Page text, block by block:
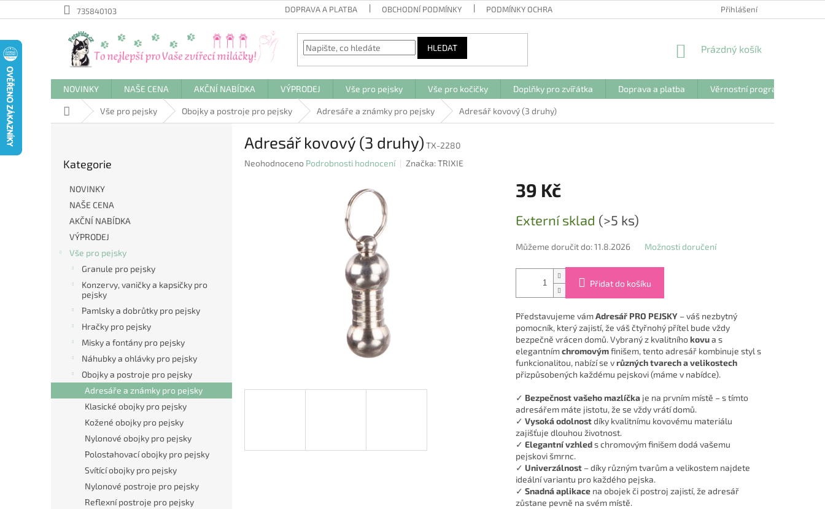
na
735840103 DOPRAVA A PLATBA OBCHODNÍ PODMÍNKY PODMÍNKY OCHRANY OSOBNÍCH ÚDAJŮ Přihlášení
HLEDAT
NÁKUPNÍ
Prázdný košík
NOVINKY NAŠE CENA AKČNÍ NABÍDKA VÝPRODEJ Vše pro pejsky Vše pro kočičky Doplňky pro zvířátka Doprava a platba Věrnostní program
Domů Vše pro pejsky Obojky a postroje pro pejsky Adresáře a známky pro pejsky Adresář kovový (3 druhy)
kategorie
Kategorie
NOVINKY
NAŠE CENA
AKČNÍ NABÍDKA
VÝPRODEJ
Vše pro pejsky
Granule pro pejsky
Konzervy, vaničky a kapsičky pro
pejsky
Pamlsky a dobrůtky pro pejsky
Hračky pro pejsky
Misky a fontány pro pejsky
Náhubky a ohlávky pro pejsky
Obojky a postroje pro pejsky
Adresáře a známky pro pejsky
Klasické obojky pro pejsky
Kožené obojky pro pejsky
Nylonové obojky pro pejsky
Polostahovací obojky pro pejsky
Svítící obojky pro pejsky
Nylonové postroje pro pejsky
Reflexní postroje pro pejsky
Adresář kovový (3 druhy) TX-2280
Průměrné
Neohodnoceno Podrobnosti hodnocení Značka:TRIXIE
39 Kč
cena:
Externí sklad (>5 ks)
Můžeme doručit do: 11.8.2026 Možnosti doručení
Přidat do košíku
Představujeme vámAdresář PRO PEJSKY– váš nezbytný
pomocník, který zajistí, že váš čtyřnohý přítel bude vždy
bezpečně vrácen domů. Vybraný z kvalitníhokovua s
elegantnímchromovýmfinišem, tento adresář kombinuje styl s
funkcionalitou, nabízí se vrůzných tvarech a velikostech
přizpůsobených každému pejskovi (máme v nabídce).
✓ Bezpečnost vašeho mazlíčkaje na prvním místě – s tímto
adresářem máte jistotu, že se vždy vrátí domů.
✓ Vysoká odolnostdíky kvalitnímu kovovému materiálu
zajišťuje dlouhou životnost.
✓ Elegantní vzhleds chromovým finišem dodá vašemu
pejskovi šmrnc.
✓ Univerzálnost– díky různým tvarům a velikostem najdete
ideální variantu pro každého pejska.
✓ Snadná aplikacena obojek či postroj zajistí, že adresář
zůstane pevně na svém místě.